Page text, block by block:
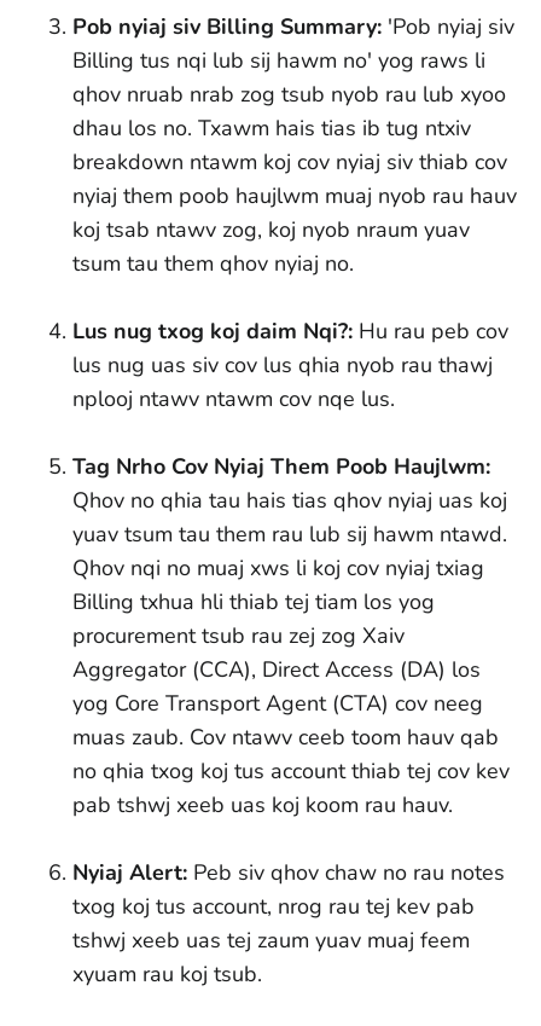
Pob nyiaj siv Billing Summary: 'Pob nyiaj siv
Billing tus nqi lub sij hawm no' yog raws li
qhov nruab nrab zog tsub nyob rau lub xyoo
dhau los no. Txawm hais tias ib tug ntxiv
breakdown ntawm koj cov nyiaj siv thiab cov
nyiaj them poob haujlwm muaj nyob rau hauv
koj tsab ntawv zog, koj nyob nraum yuav
tsum tau them qhov nyiaj no.
Lus nug txog koj daim Nqi?: Hu rau peb cov
lus nug uas siv cov lus qhia nyob rau thawj
nplooj ntawv ntawm cov nqe lus.
Tag Nrho Cov Nyiaj Them Poob Haujlwm:
Qhov no qhia tau hais tias qhov nyiaj uas koj
yuav tsum tau them rau lub sij hawm ntawd.
Qhov nqi no muaj xws li koj cov nyiaj txiag
Billing txhua hli thiab tej tiam los yog
procurement tsub rau zej zog Xaiv
Aggregator (CCA), Direct Access (DA) los
yog Core Transport Agent (CTA) cov neeg
muas zaub. Cov ntawv ceeb toom hauv qab
no qhia txog koj tus account thiab tej cov kev
pab tshwj xeeb uas koj koom rau hauv.
Nyiaj Alert: Peb siv qhov chaw no rau notes
txog koj tus account, nrog rau tej kev pab
tshwj xeeb uas tej zaum yuav muaj feem
xyuam rau koj tsub.